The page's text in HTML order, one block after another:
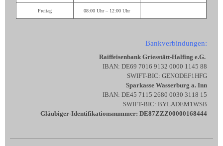
Freitag 08:00 Uhr – 12:00 Uhr
Bankverbindungen:
Raiffeisenbank Griesstätt-Halfing e.G.
IBAN: DE69 7016 9132 0000 1145 88
SWIFT-BIC: GENODEF1HFG
Sparkasse Wasserburg a. Inn
IBAN: DE45 7115 2680 0030 3118 15
SWIFT-BIC: BYLADEM1WSB
Gläubiger-Identifikationsnummer: DE87ZZZ00000168444